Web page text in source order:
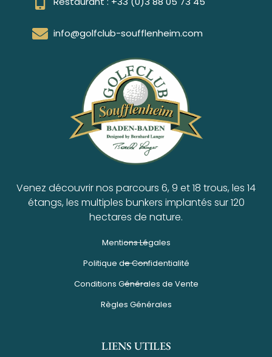
info@golfclub-soufflenheim.com
Venez découvrir nos parcours 6, 9 et 18 trous, les 14
étangs, les multiples bunkers implantés sur 120
hectares de nature.
Mentions Légales
Politique de Confidentialité
Conditions Générales de Vente
Règles Générales
LIENS UTILES